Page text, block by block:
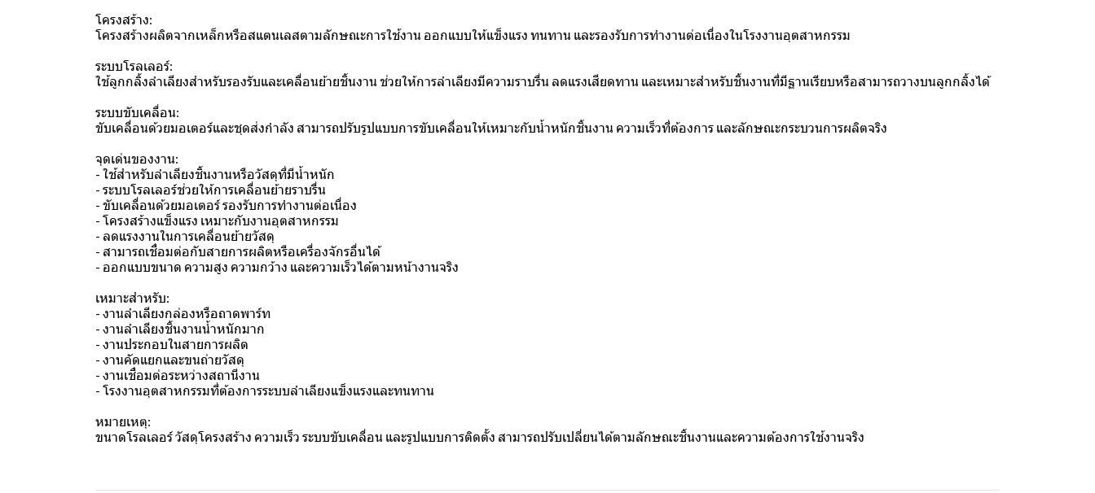
โครงสร้าง:
โครงสร้างผลิตจากเหล็กหรือสแตนเลสตามลักษณะการใช้งาน ออกแบบให้แข็งแรง ทนทาน และรองรับการทำงานต่อเนื่องในโรงงานอุตสาหกรรม
ระบบโรลเลอร์:
ใช้ลูกกลิ้งลำเลียงสำหรับรองรับและเคลื่อนย้ายชิ้นงาน ช่วยให้การลำเลียงมีความราบรื่น ลดแรงเสียดทาน และเหมาะสำหรับชิ้นงานที่มีฐานเรียบหรือสามารถวางบนลูกกลิ้งได้
ระบบขับเคลื่อน:
ขับเคลื่อนด้วยมอเตอร์และชุดส่งกำลัง สามารถปรับรูปแบบการขับเคลื่อนให้เหมาะกับน้ำหนักชิ้นงาน ความเร็วที่ต้องการ และลักษณะกระบวนการผลิตจริง
จุดเด่นของงาน:
- ใช้สำหรับลำเลียงชิ้นงานหรือวัสดุที่มีน้ำหนัก
- ระบบโรลเลอร์ช่วยให้การเคลื่อนย้ายราบรื่น
- ขับเคลื่อนด้วยมอเตอร์ รองรับการทำงานต่อเนื่อง
- โครงสร้างแข็งแรง เหมาะกับงานอุตสาหกรรม
- ลดแรงงานในการเคลื่อนย้ายวัสดุ
- สามารถเชื่อมต่อกับสายการผลิตหรือเครื่องจักรอื่นได้
- ออกแบบขนาด ความสูง ความกว้าง และความเร็วได้ตามหน้างานจริง
เหมาะสำหรับ:
- งานลำเลียงกล่องหรือถาดพาร์ท
- งานลำเลียงชิ้นงานน้ำหนักมาก
- งานประกอบในสายการผลิต
- งานคัดแยกและขนถ่ายวัสดุ
- งานเชื่อมต่อระหว่างสถานีงาน
- โรงงานอุตสาหกรรมที่ต้องการระบบลำเลียงแข็งแรงและทนทาน
หมายเหตุ:
ขนาดโรลเลอร์ วัสดุโครงสร้าง ความเร็ว ระบบขับเคลื่อน และรูปแบบการติดตั้ง สามารถปรับเปลี่ยนได้ตามลักษณะชิ้นงานและความต้องการใช้งานจริง